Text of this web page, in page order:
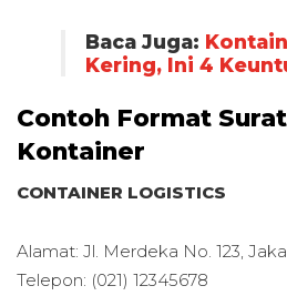
Baca Juga:
Kering, Ini 4
Contoh Format
Kontainer
CONTAINER LOGISTICS
Alamat: Jl. Merdeka No. 123,
Telepon: (021) 12345678